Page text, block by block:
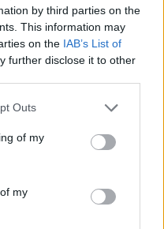
by third parties on the
This information may
on the IAB’s List of
further disclose it to other
one or more Google
You may click to
its third-party tags to
in below Google
Outs
of my
my